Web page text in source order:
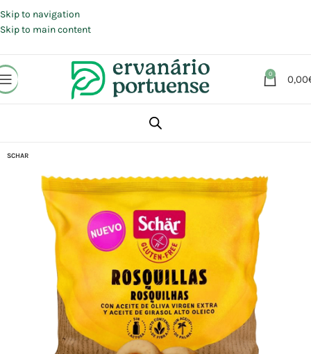
Skip to navigation
Skip to main content
0 0,00
Alimentação
SCHAR